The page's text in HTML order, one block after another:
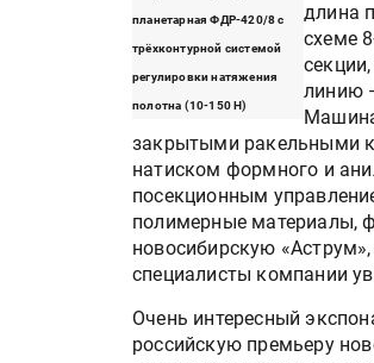
планетарная ФДР-420/8 с
трёхконтурной системой
регулировки натяжения
полотна (10-150 Н)
длина
схеме
линию
закрытыми ракельными
натиском формного и
посекционным
полимерные материалы,
новосибирскую
специалисты компании
Очень интересный
российскую премьеру